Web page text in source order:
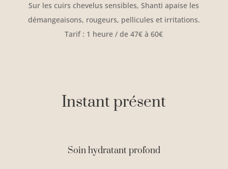
Sur les cuirs chevelus sensibles, Shanti apaise les
démangeaisons, rougeurs, pellicules et irritations.
Tarif : 1 heure / de 47€ à 60€
Instant présent
Soin hydratant profond